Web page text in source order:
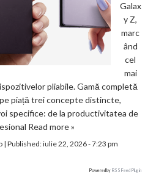
Galax
y Z,
marc
ând
cel
mai
pliabile. Gamă completă
piață trei concepte distincte,
specifice: de la productivitatea de
Read more »
| Published:iulie 22, 2026 - 7:23 pm
Powered by RSS Feed Plugin